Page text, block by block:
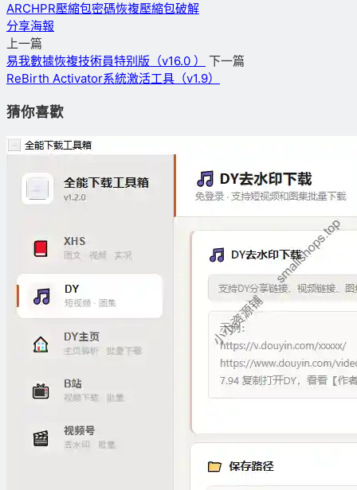
ARCHPR壓縮包密碼恢複壓縮包破解
分享海報
上一篇
易我數據恢複技術員特别版（v16.0 ）
下一篇
ReBirth Activator系統激活工具（v1.9）
猜你喜歡